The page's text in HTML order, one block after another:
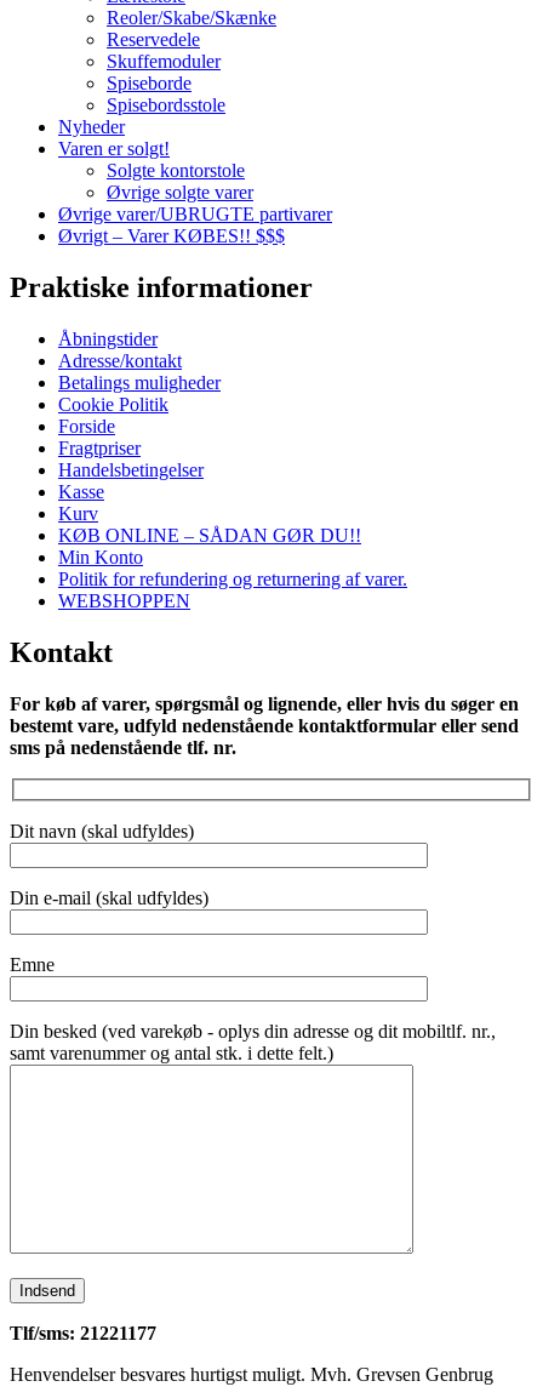
Reoler/Skabe/Skænke
Reservedele
Skuffemoduler
Spiseborde
Spisebordsstole
Nyheder
Varen er solgt!
Solgte kontorstole
Øvrige solgte varer
Øvrige varer/UBRUGTE partivarer
Øvrigt – Varer KØBES!! $$$
Praktiske informationer
Åbningstider
Adresse/kontakt
Betalings muligheder
Cookie Politik
Forside
Fragtpriser
Handelsbetingelser
Kasse
Kurv
KØB ONLINE – SÅDAN GØR DU!!
Min Konto
Politik for refundering og returnering af varer.
WEBSHOPPEN
Kontakt
For køb af varer, spørgsmål og lignende, eller hvis du søger en
bestemt vare, udfyld nedenstående kontaktformular eller send
sms på nedenstående tlf. nr.
Dit navn (skal udfyldes)
Din e-mail (skal udfyldes)
Emne
Din besked (ved varekøb - oplys din adresse og dit mobiltlf. nr.,
samt varenummer og antal stk. i dette felt.)
Tlf/sms: 21221177
Henvendelser besvares hurtigst muligt. Mvh. Grevsen Genbrug